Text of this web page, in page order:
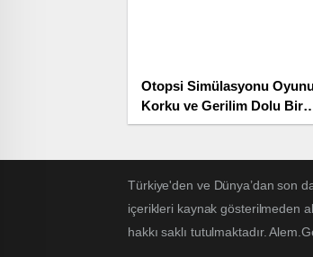
Otopsi Simülasyonu
Korku ve Gerilim Dolu Bir
Deneyim
Türkiye'den ve Dünya’dan son
içerikleri kaynak gösterilmeden
hakkı saklı tutulmaktadır.